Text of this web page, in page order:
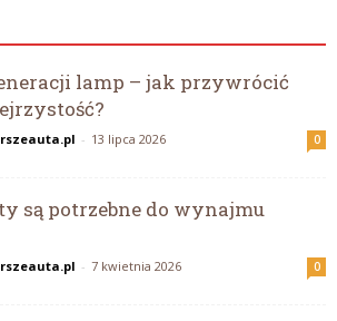
lamp – jak przywrócić
- 13 lipca 2026 0
są potrzebne do wynajmu
- 7 kwietnia 2026 0